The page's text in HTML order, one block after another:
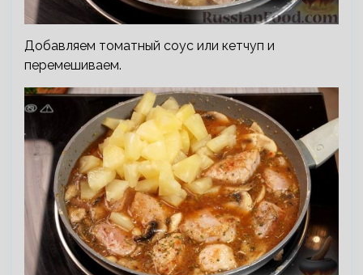
Добавляем томатный соус или кетчуп и
перемешиваем.